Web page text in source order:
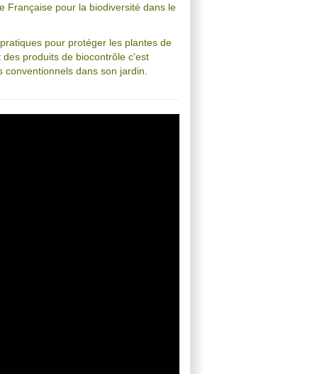
Française pour la biodiversité dans le
pour protéger les plantes de
produits de biocontrôle c'est
dans son jardin.